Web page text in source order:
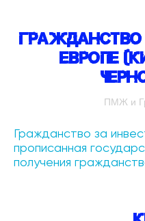
Гражданство
Европе
ПМЖ и
Гражданство за
прописанная
получения